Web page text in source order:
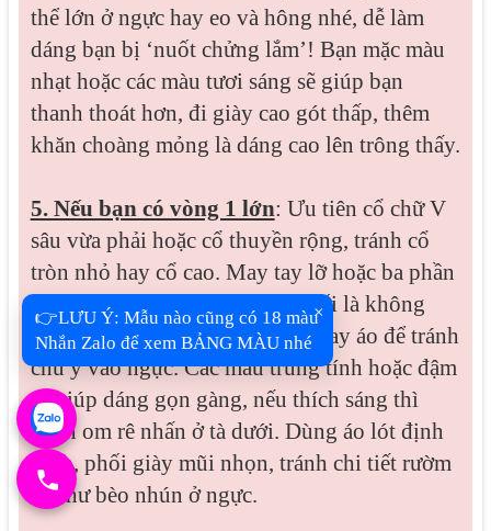
thể lớn ở ngực hay eo và hông nhé, dễ làm
dáng bạn bị ‘nuốt chửng lắm’! Bạn mặc màu
nhạt hoặc các màu tươi sáng sẽ giúp bạn
thanh thoát hơn, đi giày cao gót thấp, thêm
khăn choàng mỏng là dáng cao lên trông thấy.
5. Nếu bạn có vòng 1 lớn: Ưu tiên cổ chữ V
sâu vừa phải hoặc cổ thuyền rộng, tránh cổ
tròn nhỏ hay cổ cao. May tay lỡ hoặc ba phần
tư là tuyệt vời. Chất vải tuyệt đối là không
bóng, họa tiết nhỏ ở tà áo hoặc tay áo để tránh
chú ý vào ngực. Các màu trung tính hoặc đậm
sẽ giúp dáng gọn gàng, nếu thích sáng thì
chọn om rê nhấn ở tà dưới. Dùng áo lót định
hình, phối giày mũi nhọn, tránh chi tiết rườm
rà như bèo nhún ở ngực.
×
👉LƯU Ý: Mẫu nào cũng có 18 màu
Nhắn Zalo để xem BẢNG MÀU nhé